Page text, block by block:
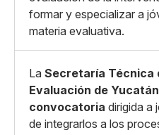
formar y especializar a
materia evaluativa.
La Secretaría Técnica
Evaluación de Yucatán
convocatoria dirigida a
de integrarlos a los